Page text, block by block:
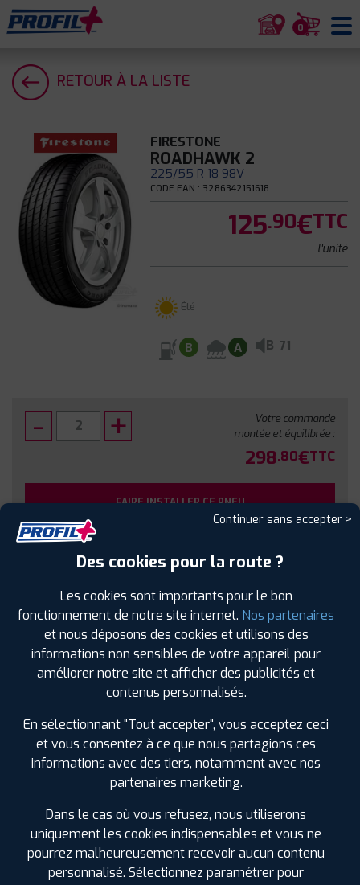
0
RETOUR À LA LISTE
FIRESTONE
ROADHAWK 2
225/55 R 18 98V
CODE EAN : 3286342151618
125.90€TTC
l'unité
Été
B A B 71
Votre commande
montée et équilibrée :
298.80€TTC
FAIRE INSTALLER CE PNEU
Sous réserve de disponibilité en agence
SPÉCIFICATIONS AVIS CLIENTS ÉTIQUETAGE
Étiquetage
Continuer sans accepter >
Des cookies pour la route ?
Les cookies sont importants pour le bon
fonctionnement de notre site internet. Nos partenaires
et nous déposons des cookies et utilisons des
informations non sensibles de votre appareil pour
améliorer notre site et afficher des publicités et
contenus personnalisés.
En sélectionnant "Tout accepter", vous acceptez ceci
et vous consentez à ce que nous partagions ces
informations avec des tiers, notamment avec nos
partenaires marketing.
Dans le cas où vous refusez, nous utiliserons
uniquement les cookies indispensables et vous ne
pourrez malheureusement recevoir aucun contenu
personnalisé. Sélectionnez paramétrer pour